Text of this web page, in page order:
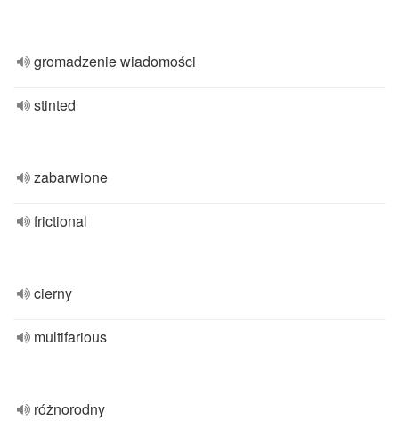
gromadzenie wiadomości
stinted
zabarwione
frictional
cierny
multifarious
różnorodny